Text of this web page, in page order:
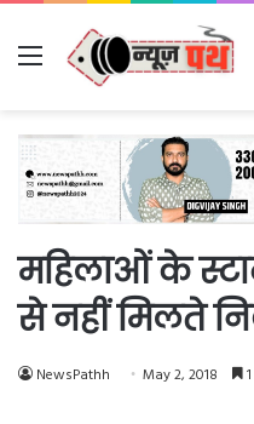
Menu
महिलाओं के
से नहीं मिलते
NewsPathh May 2, 2018